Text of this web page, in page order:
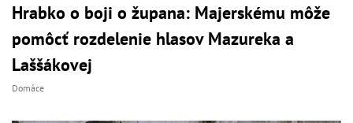
Hrabko o boji o župana: Majerskému môže
pomôcť rozdelenie hlasov Mazureka a
Laššákovej
Domáce